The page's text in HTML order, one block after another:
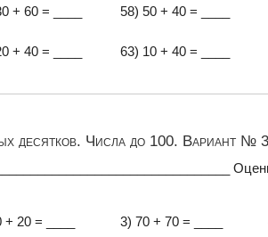
+ 60 = ____ 58) 50 + 40 = ____
+ 40 = ____ 63) 10 + 40 = ____
десятков. Числа до 100. Вариант №
+ 20 = ____ 3) 70 + 70 = ____